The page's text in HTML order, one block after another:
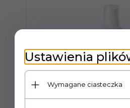
Ustawienia
Wymagane ciasteczka